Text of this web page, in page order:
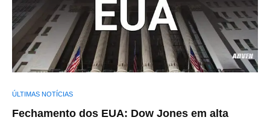
ÚLTIMAS NOTÍCIAS
Fechamento dos EUA: Dow Jones em alta